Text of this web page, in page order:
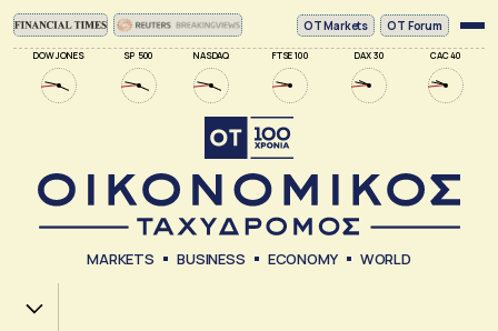
DOW JONES SP 500 NASDAQ FTSE 100 DAX 30 CAC 40
ΟΤ Markets OT Forum
MARKETS BUSINESS ECONOMY WORLD
Χ.Α.